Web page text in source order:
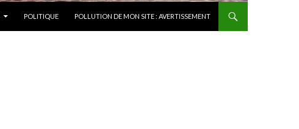
POLITIQUE POLLUTION DE MON SITE : AVERTISSEMENT